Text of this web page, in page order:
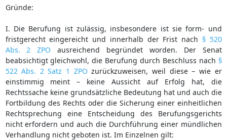
Gründe:
I. Die Berufung ist zulässig, insbesondere ist sie form- und
fristgerecht eingereicht und innerhalb der Frist nach § 520
Abs. 2 ZPO ausreichend begründet worden. Der Senat
beabsichtigt gleichwohl, die Berufung durch Beschluss nach §
522 Abs. 2 Satz 1 ZPO zurückzuweisen, weil diese – wie er
einstimmig meint – keine Aussicht auf Erfolg hat, die
Rechtssache keine grundsätzliche Bedeutung hat und auch die
Fortbildung des Rechts oder die Sicherung einer einheitlichen
Rechtsprechung eine Entscheidung des Berufungsgerichts
nicht erfordern und auch die Durchführung einer mündlichen
Verhandlung nicht geboten ist. Im Einzelnen gilt: